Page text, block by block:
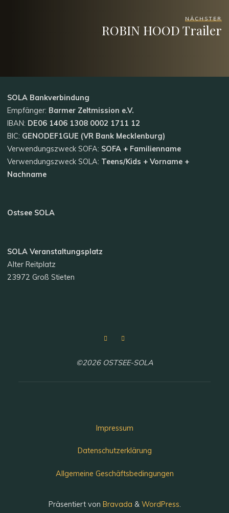
NÄCHSTER
ROBIN HOOD Trailer
SOLA Bankverbindung
Empfänger: Barmer Zeltmission e.V.
IBAN: DE06 1406 1308 0002 1711 12
BIC: GENODEF1GUE (VR Bank Mecklenburg)
Verwendungszweck SOFA: SOFA + Familienname
Verwendungszweck SOLA: Teens/Kids + Vorname +
Nachname
Ostsee SOLA
SOLA Veranstaltungsplatz
Alter Reitplatz
23972 Groß Stieten
©2026 OSTSEE-SOLA
Impressum
Datenschutzerklärung
Allgemeine Geschäftsbedingungen
Präsentiert von Bravada & WordPress.